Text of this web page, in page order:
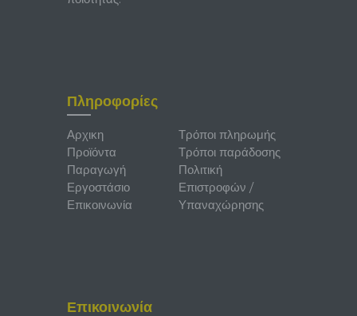
Πληροφορίες
Αρχικη
Προϊόντα
Παραγωγή
Εργοστάσιο
Επικοινωνία
Τρόποι πληρωμής
Τρόποι παράδοσης
Πολιτική
Επιστροφών /
Υπαναχώρησης
Επικοινωνία